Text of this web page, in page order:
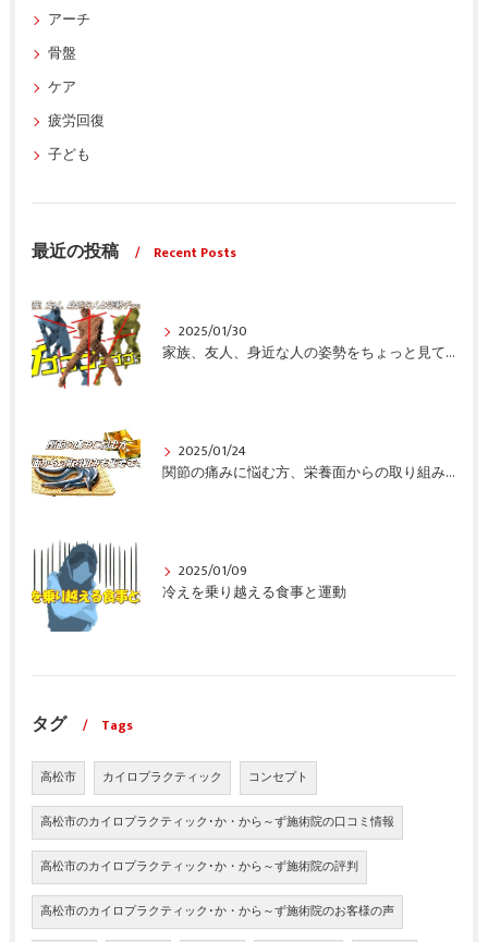
アーチ
骨盤
ケア
疲労回復
子ども
最近の投稿 Recent Posts
2025/01/30
家族、友人、身近な人の姿勢をちょっと見てみませんか？
2025/01/24
関節の痛みに悩む方、栄養面からの取り組みも重要ですよ！
2025/01/09
冷えを乗り越える食事と運動
タグ Tags
高松市 カイロプラクティック コンセプト
高松市のカイロプラクティック･か・から～ず施術院の口コミ情報
高松市のカイロプラクティック･か・から～ず施術院の評判
高松市のカイロプラクティック･か・から～ず施術院のお客様の声